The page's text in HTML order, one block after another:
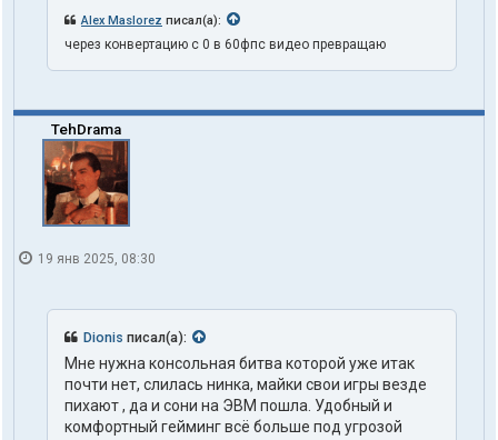
Alex Maslorez писал(а):
через конвертацию с 0 в 60фпс видео превращаю
TehDrama
19 янв 2025, 08:30
Dionis писал(а):
Мне нужна консольная битва которой уже итак
почти нет, слилась нинка, майки свои игры везде
пихают , да и сони на ЭВМ пошла. Удобный и
комфортный гейминг всё больше под угрозой